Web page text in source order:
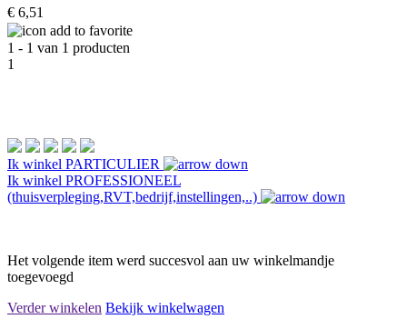
€ 6,51
1 - 1 van 1 producten
1
Ik winkel PARTICULIER
Ik winkel PROFESSIONEEL
(thuisverpleging,RVT,bedrijf,instellingen,..)
Het volgende item werd succesvol aan uw winkelmandje
toegevoegd
Verder winkelen Bekijk winkelwagen